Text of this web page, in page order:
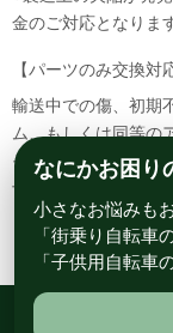
金のご対応となりま
【パーツのみ交換対
輸送中での傷、初期
ム、もしくは同等の
その場合該当部品を
予めご了承ください。
なにかお困り
小さなお悩みも
「街乗り自転車
「子供用自転車